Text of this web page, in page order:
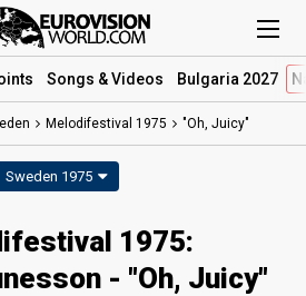
Songs & Videos Bulgaria 2027
Melodifestival 1975 "Oh, Juicy"
Sweden 1975
1975:
- "Oh, Juicy"